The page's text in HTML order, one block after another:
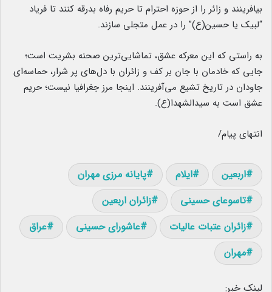
بیافرینند و زائر را از حوزه احترام تا حریم رفاه بدرقه کنند تا فریاد
“لبیک یا حسین(ع)” را در عمل متجلی سازند.
به راستی که این معرکه عشق، تماشایی‌ترین صحنه بشریت است؛
جایی که خادمان با جان بر کف و زائران با دل‌های پر شرار، حماسه‌ای
جاودان در تاریخ تشیع می‌آفرینند. اینجا مرز جغرافیا نیست؛ حریم
عشق است به سیدالشهدا(ع).
انتهای پیام/
اربعین ایلام
پایانه مرزی مهران
تاسوعای حسینی
زائران اربعین
زائران عتبات عالیات
عاشورای حسینی
عراق
مهران
لینک خبر: